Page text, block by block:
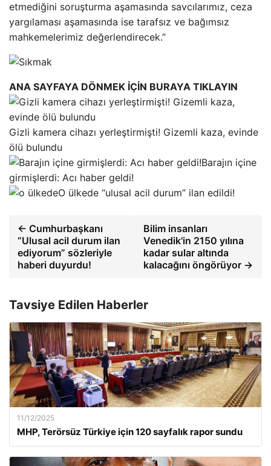
etmediğini soruşturma aşamasında savcılarımız, ceza
yargılaması aşamasında ise tarafsız ve bağımsız
mahkemelerimiz değerlendirecek.”
ANA SAYFAYA DÖNMEK İÇİN BURAYA TIKLAYIN
Gizli kamera cihazı yerleştirmişti! Gizemli kaza, evinde
ölü bulundu
Barajın içine
girmişlerdi: Acı haber geldi!
O ülkede “ulusal acil durum” ilan edildi!
← Cumhurbaşkanı
“Ulusal acil durum ilan
ediyorum” sözleriyle
haberi duyurdu!
Bilim insanları
Venedik'in 2150 yılına
kadar sular altında
kalacağını öngörüyor →
Tavsiye Edilen Haberler
11/12/2025
MHP, Terörsüz Türkiye için 120 sayfalık rapor sundu